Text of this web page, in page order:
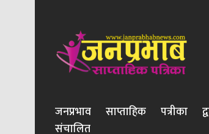
जनप्रभाव साप्ताहिक पत्रीका
संचालित